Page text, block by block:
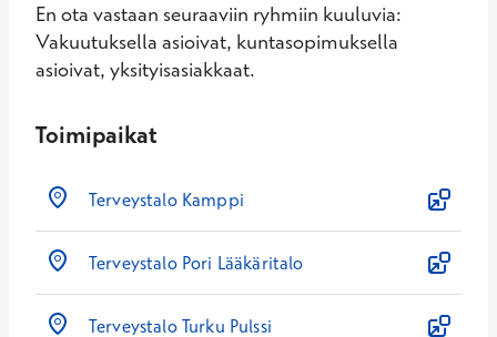
En ota vastaan seuraaviin ryhmiin kuuluvia:
Vakuutuksella asioivat, kuntasopimuksella
asioivat, yksityisasiakkaat.
Toimipaikat
Terveystalo Kamppi
Terveystalo Pori Lääkäritalo
Terveystalo Turku Pulssi